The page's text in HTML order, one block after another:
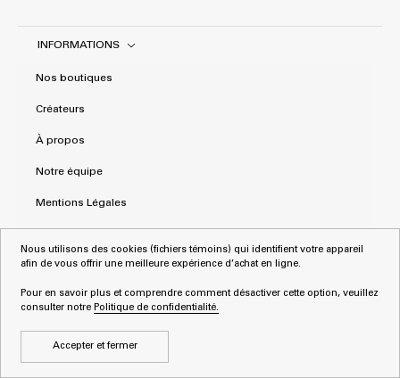
INFORMATIONS
Nos boutiques
Créateurs
À propos
Notre équipe
Mentions Légales
Politique de confidentialité
Nous utilisons des cookies (fichiers témoins) qui identifient votre appareil
afin de vous offrir une meilleure expérience d’achat en ligne.
Pour en savoir plus et comprendre comment désactiver cette option, veuillez
consulter notre Politique de confidentialité.
Accepter et fermer